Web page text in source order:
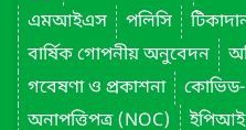
এমআইএস
পলিসি
বার্ষিক গোপনীয় অনুবেদন
গবেষণা ও প্রকাশনা
অনাপত্তিপত্র (NOC)
ইপিআই